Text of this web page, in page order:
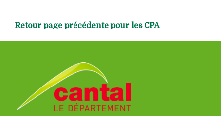
Retour page précédente pour les CPA